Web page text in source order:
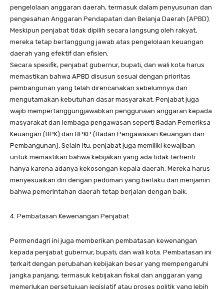
pengelolaan anggaran daerah, termasuk dalam penyusunan dan
pengesahan Anggaran Pendapatan dan Belanja Daerah (APBD).
Meskipun penjabat tidak dipilih secara langsung oleh rakyat,
mereka tetap bertanggung jawab atas pengelolaan keuangan
daerah yang efektif dan efisien.
Secara spesifik, penjabat gubernur, bupati, dan wali kota harus
memastikan bahwa APBD disusun sesuai dengan prioritas
pembangunan yang telah direncanakan sebelumnya dan
mengutamakan kebutuhan dasar masyarakat. Penjabat juga
wajib mempertanggungjawabkan penggunaan anggaran kepada
masyarakat dan lembaga pengawasan seperti Badan Pemeriksa
Keuangan (BPK) dan BPKP (Badan Pengawasan Keuangan dan
Pembangunan). Selain itu, penjabat juga memiliki kewajiban
untuk memastikan bahwa kebijakan yang ada tidak terhenti
hanya karena adanya kekosongan kepala daerah. Mereka harus
menyesuaikan diri dengan pedoman yang berlaku dan menjamin
bahwa pemerintahan daerah tetap berjalan dengan baik.
4. Pembatasan Kewenangan Penjabat
Permendagri ini juga memberikan pembatasan kewenangan
kepada penjabat gubernur, bupati, dan wali kota. Pembatasan ini
terkait dengan perubahan kebijakan besar yang mempengaruhi
jangka panjang, termasuk kebijakan fiskal dan anggaran yang
memerlukan persetujuan legislatif atau proses politik yang lebih